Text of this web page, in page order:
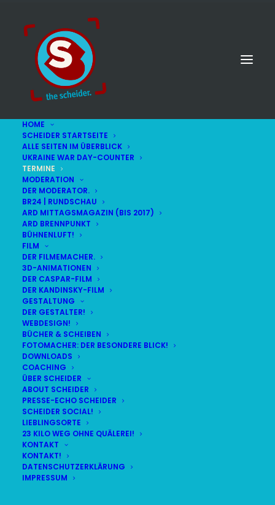
HOME
SCHEIDER STARTSEITE
ALLE SEITEN IM ÜBERBLICK
UKRAINE WAR DAY-COUNTER
TERMINE
MODERATION
DER MODERATOR.
BR24 | RUNDSCHAU
ARD MITTAGSMAGAZIN (BIS 2017)
ARD BRENNPUNKT
BÜHNENLUFT!
FILM
DER FILMEMACHER.
3D-ANIMATIONEN
DER CASPAR-FILM
DER KANDINSKY-FILM
GESTALTUNG
DER GESTALTER!
WEBDESIGN!
BÜCHER & SCHEIBEN
FOTOMACHER: DER BESONDERE BLICK!
DOWNLOADS
COACHING
ÜBER SCHEIDER
ABOUT SCHEIDER
PRESSE-ECHO SCHEIDER
SCHEIDER SOCIAL!
LIEBLINGSORTE
23 KILO WEG OHNE QUÄLEREI!
KONTAKT
KONTAKT!
DATENSCHUTZERKLÄRUNG
IMPRESSUM
SCHEIDERS AUFTRITTE
SEHEN WIR UNS?